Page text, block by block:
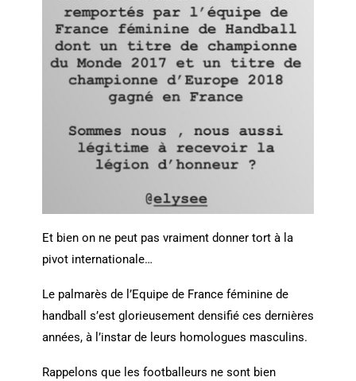
Et bien on ne peut pas vraiment donner tort à la
pivot internationale…
Le palmarès de l’Equipe de France féminine de
handball s’est glorieusement densifié ces dernières
années, à l’instar de leurs homologues masculins.
Rappelons que les footballeurs ne sont bien